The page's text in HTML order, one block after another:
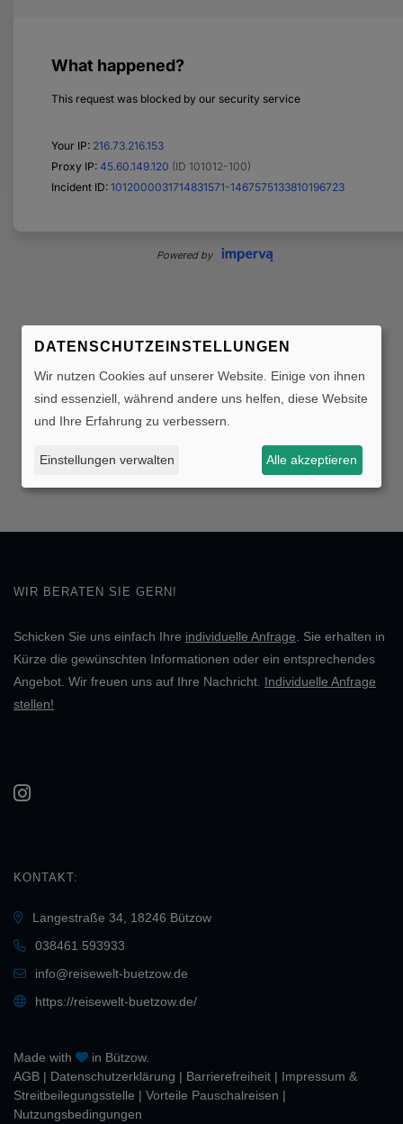
WIR BERATEN SIE GERN!
Schicken Sie uns einfach Ihre individuelle Anfrage . Sie erhalten in
Kürze die gewünschten Informationen oder ein entsprechendes
Angebot. Wir freuen uns auf Ihre Nachricht. Individuelle Anfrage
stellen!
KONTAKT:
Langestraße 34, 18246 Bützow
038461 593933
info@reisewelt-buetzow.de
https://reisewelt-buetzow.de/
Made with
in Bützow.
AGB | Daten­schutz­erklärung | Barrierefreiheit | Impressum &
Streitbeilegungsstelle | Vorteile Pauschalreisen |
Nutzungsbedingungen
DATENSCHUTZEINSTELLUNGEN
Wir nutzen Cookies auf unserer Website. Einige von ihnen
sind essenziell, während andere uns helfen, diese Website
und Ihre Erfahrung zu verbessern.
Einstellungen verwalten Alle akzeptieren